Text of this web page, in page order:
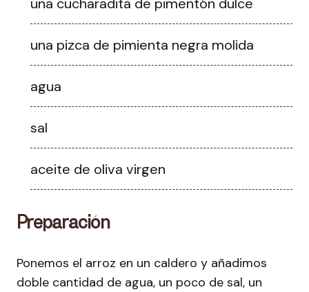
una pizca de pimienta negra molida
agua
sal
aceite de oliva virgen
Preparación
Ponemos el arroz en un caldero y añadimos
doble cantidad de agua, un poco de sal, un